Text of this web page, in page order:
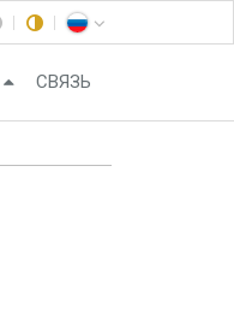
СВЯЗЬ